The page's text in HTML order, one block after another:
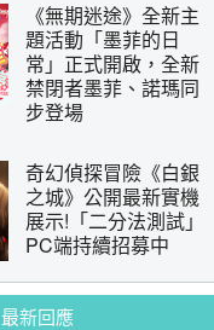
《無期迷途》全新主
題活動「墨菲的日
常」正式開啟，全新
禁閉者墨菲、諾瑪同
步登場
奇幻偵探冒險《白銀
之城》公開最新實機
展示!「二分法測試」
PC端持續招募中
最新回應